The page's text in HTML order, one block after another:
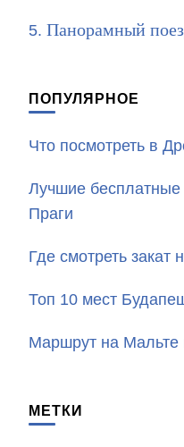
Панорамный
ПОПУЛЯРНОЕ
Что посмотреть в
Лучшие
Праги
Где смотреть закат
Топ 10 мест
Маршрут на Мальте
МЕТКИ